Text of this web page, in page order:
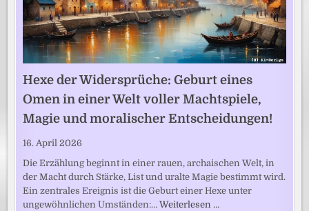
Hexe der Widersprüche: Geburt eines
Omen in einer Welt voller Machtspiele,
Magie und moralischer Entscheidungen!
16. April 2026
Die Erzählung beginnt in einer rauen, archaischen Welt, in
der Macht durch Stärke, List und uralte Magie bestimmt wird.
Ein zentrales Ereignis ist die Geburt einer Hexe unter
ungewöhnlichen Umständen:…Weiterlesen …